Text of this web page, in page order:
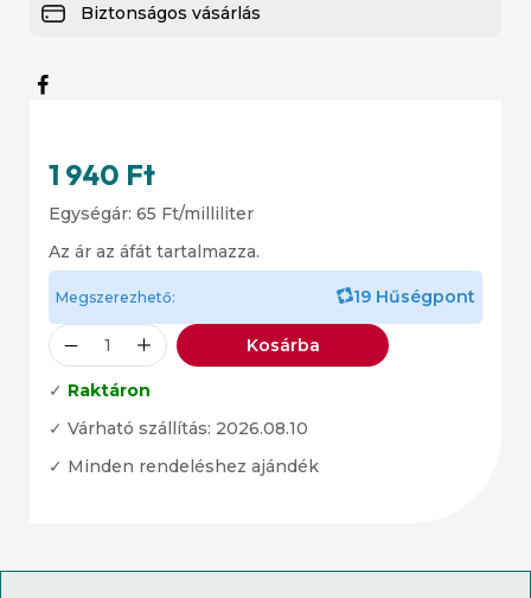
Biztonságos vásárlás
1 940 Ft
Egységár: 65 Ft/milliliter
Az ár az áfát tartalmazza.
Megszerezhető: 19 Hűségpont
Kosárba
✓ Raktáron
✓ Várható szállítás: 2026.08.10
✓ Minden rendeléshez ajándék